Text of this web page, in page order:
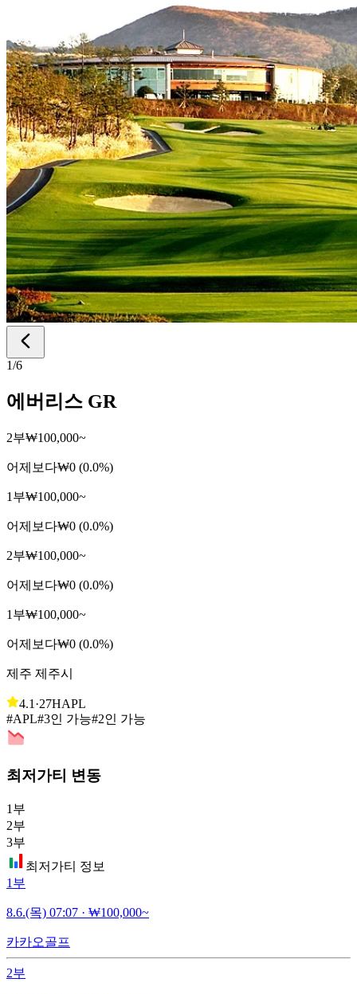
1/6
에버리스 GR
2부₩100,000~
어제보다₩0 (0.0%)
1부₩100,000~
어제보다₩0 (0.0%)
2부₩100,000~
어제보다₩0 (0.0%)
1부₩100,000~
어제보다₩0 (0.0%)
제주 제주시
4.1 ·27HAPL
#APL#3인 가능#2인 가능
최저가티 변동
1부
2부
3부
최저가티 정보
1부
8.6.(목) 07:07 · ₩100,000~
카카오골프
2부